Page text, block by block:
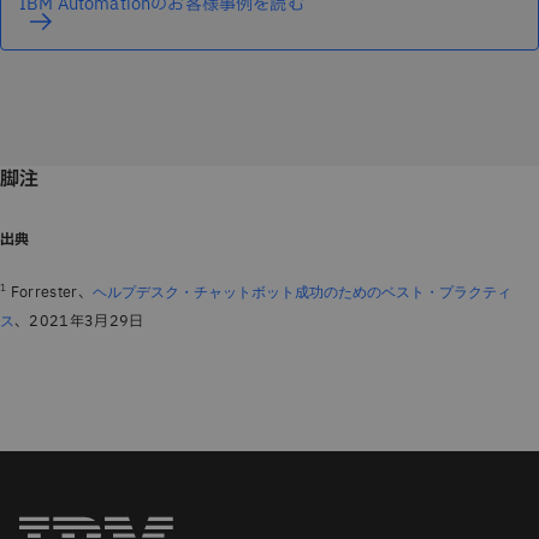
脚注
出典
1 Forrester、 ヘルプデスク・チャットボット成功のためのベスト・プラクティ
ス 、2021年3月29日